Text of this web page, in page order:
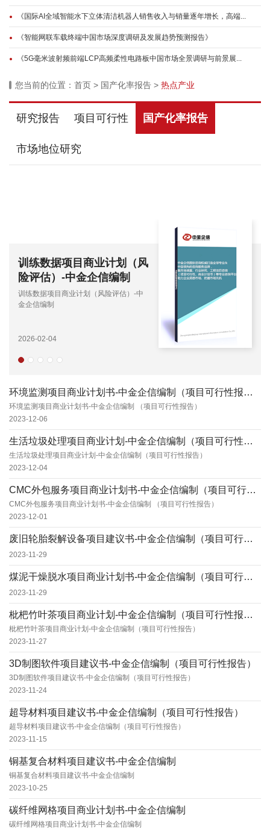
《国际AI全域智能水下立体清洁机器人销售收入与销量逐年增长，高端...
《智能网联车载终端中国市场深度调研及发展趋势预测报告》
《5G毫米波射频前端LCP高频柔性电路板中国市场全景调研与前景展...
您当前的位置： 首页 > 国产化率报告 > 热点产业
研究报告 项目可行性 国产化率报告
市场地位研究
训练数据项目商业计划（风
险评估）-中金企信编制
训练数据项目商业计划（风险评估）-中
金企信编制
2026-02-04
环境监测项目商业计划书-中金企信编制（项目可行性报告）
环境监测项目商业计划书-中金企信编制 （项目可行性报告）
2023-12-06
生活垃圾处理项目商业计划-中金企信编制（项目可行性报告）
生活垃圾处理项目商业计划-中金企信编制（项目可行性报告）
2023-12-04
CMC外包服务项目商业计划书-中金企信编制（项目可行性报告）
CMC外包服务项目商业计划书-中金企信编制 （项目可行性报告）
2023-12-01
废旧轮胎裂解设备项目建议书-中金企信编制（项目可行性报告）
2023-11-29
煤泥干燥脱水项目商业计划书-中金企信编制（项目可行性报告）
2023-11-29
枇杷竹叶茶项目商业计划-中金企信编制（项目可行性报告）
枇杷竹叶茶项目商业计划-中金企信编制（项目可行性报告）
2023-11-27
3D制图软件项目建议书-中金企信编制（项目可行性报告）
3D制图软件项目建议书-中金企信编制（项目可行性报告）
2023-11-24
超导材料项目建议书-中金企信编制（项目可行性报告）
超导材料项目建议书-中金企信编制（项目可行性报告）
2023-11-15
铜基复合材料项目建议书-中金企信编制
铜基复合材料项目建议书-中金企信编制
2023-10-25
碳纤维网格项目商业计划书-中金企信编制
碳纤维网格项目商业计划书-中金企信编制